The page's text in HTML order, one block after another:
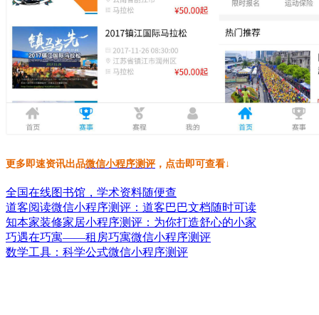
更多即速资讯出品微信小程序测评，点击即可查看↓
全国在线图书馆，学术资料随便查
道客阅读微信小程序测评：道客巴巴文档随时可读
知本家装修家居小程序测评：为你打造舒心的小家
巧遇在巧寓——租房巧寓微信小程序测评
数学工具：科学公式微信小程序测评